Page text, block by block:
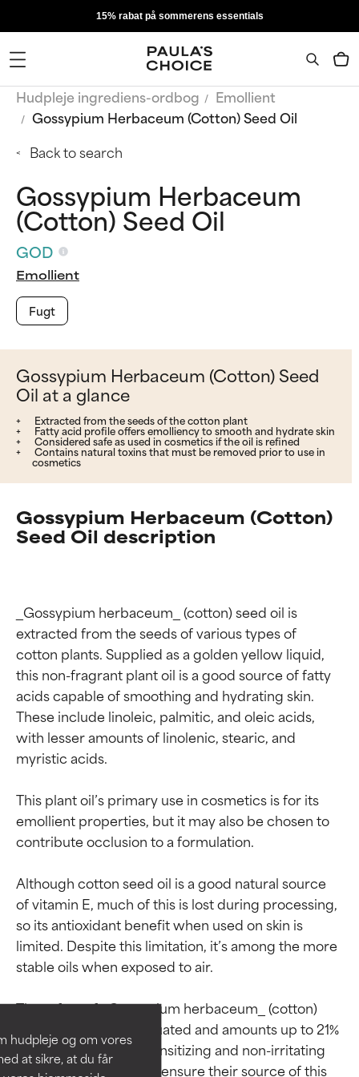
hudpleje og om vores
at sikre, at du får
15% rabat på sommerens essentials
Hudpleje ingrediens-ordbog
Emollient
Gossypium Herbaceum (Cotton) Seed Oil
Back to search
Gossypium Herbaceum
(Cotton) Seed Oil
GOD
Emollient
Fugt
Gossypium Herbaceum (Cotton) Seed
Oil at a glance
Extracted from the seeds of the cotton plant
Fatty acid profile offers emolliency to smooth and hydrate skin
Considered safe as used in cosmetics if the oil is refined
Contains natural toxins that must be removed prior to use in
cosmetics
Gossypium Herbaceum (Cotton)
Seed Oil description
_Gossypium herbaceum_ (cotton) seed oil is
extracted from the seeds of various types of
cotton plants. Supplied as a golden yellow liquid,
this non-fragrant plant oil is a good source of fatty
acids capable of smoothing and hydrating skin.
These include linoleic, palmitic, and oleic acids,
with lesser amounts of linolenic, stearic, and
myristic acids.
This plant oil’s primary use in cosmetics is for its
emollient properties, but it may also be chosen to
contribute occlusion to a formulation.
Although cotton seed oil is a good natural source
of vitamin E, much of this is lost during processing,
so its antioxidant benefit when used on skin is
limited. Despite this limitation, it’s among the more
stable oils when exposed to air.
The safety of _Gossypium herbaceum_ (cotton)
seed oil has been evaluated and amounts up to 21%
are considered non-sensitizing and non-irritating
to skin. Suppliers must ensure their source of this
Ratings af
ingredienser
Dokumenteret og understøttet
af uafhængige studier.
Fremragende aktiv ingrediens til
Ratings af
ingredienser
Dokumenteret og understøttet
af uafhængige studier.
Fremragende aktiv ingrediens til